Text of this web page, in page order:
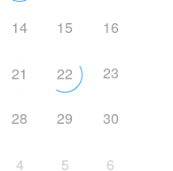
14 15 16
21 22 23
28 29 30
4 5 6